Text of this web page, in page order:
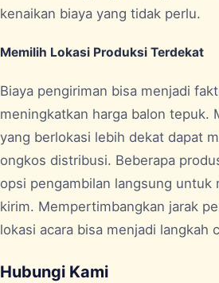
kenaikan biaya yang tidak perlu.
Memilih Lokasi Produksi Terdekat
Biaya pengiriman bisa menjadi
meningkatkan harga balon tepuk.
yang berlokasi lebih dekat dapat
ongkos distribusi. Beberapa
opsi pengambilan langsung untuk
kirim. Mempertimbangkan jarak
lokasi acara bisa menjadi langkah
Hubungi Kami